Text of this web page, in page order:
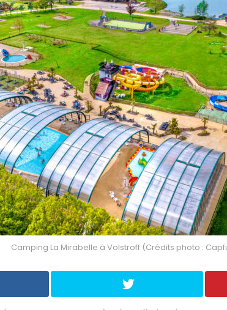
Camping La Mirabelle à Volstroff (Crédits photo :